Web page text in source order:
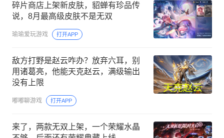
碎片商店上架新皮肤，貂蝉有珍品传
说，8月最高级皮肤不是无双
瑜瑜爱玩游戏 打开APP
敌方打野是赵云咋办？放弃六耳，别
用诸葛亮，他能天克赵云，满级输出
没有上限
嘟嘟聊游戏 打开APP
来了，两款无双上架，一个荣耀水晶